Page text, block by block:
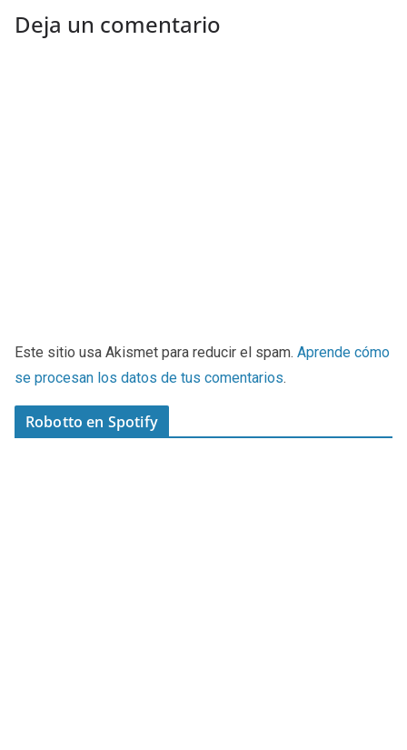
Deja un comentario
Este sitio usa Akismet para reducir el spam. Aprende cómo
se procesan los datos de tus comentarios.
Robotto en Spotify